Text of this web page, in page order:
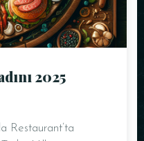
2025
Restaurant’ta